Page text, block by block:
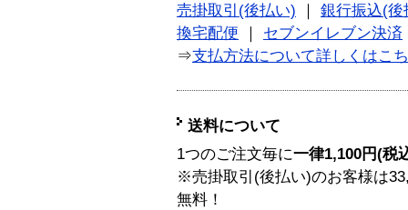
売掛取引(後払い)
銀行振込(後
換宅配便
セブンイレブン決済
⇒支払方法について詳しくはこ
送料について
1つのご注文毎に一律1,100円(税
※売掛取引(後払い)のお客様は
無料！